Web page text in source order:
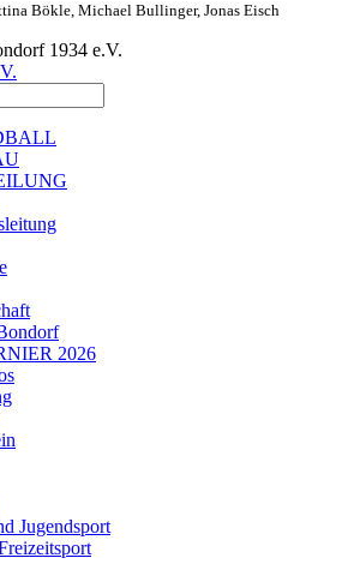
Bökle, Michael Bullinger, Jonas Eisch
1934 e.V.
2026
Jugendsport